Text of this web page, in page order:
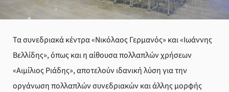
Τα συνεδριακά κέντρα «Νικόλαος Γερμανός» και «Ιωάννης
Βελλίδης», όπως και η αίθουσα πολλαπλών χρήσεων
«Αιμίλιος Ριάδης», αποτελούν ιδανική λύση για την
οργάνωση πολλαπλών συνεδριακών και άλλης μορφής